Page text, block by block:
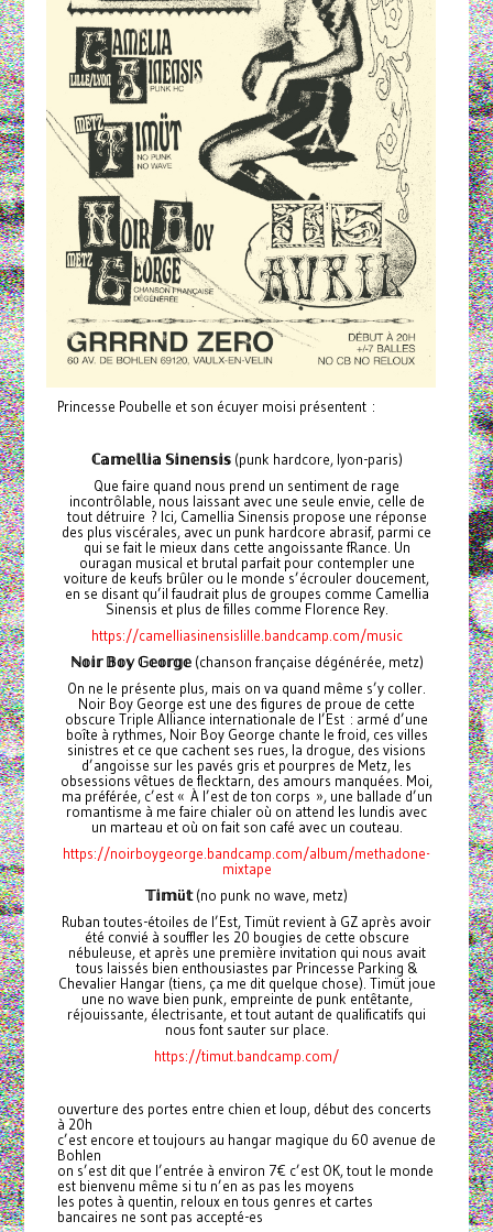
Princesse Poubelle et son écuyer moisi présentent :
ℂ𝕒𝕞𝕖𝕝𝕝𝕚𝕒 𝕊𝕚𝕟𝕖𝕟𝕤𝕚𝕤(punk hardcore, lyon-paris)
Que faire quand nous prend un sentiment de rage
incontrôlable, nous laissant avec une seule envie, celle de
tout détruire ? Ici, Camellia Sinensis propose une réponse
des plus viscérales, avec un punk hardcore abrasif, parmi ce
qui se fait le mieux dans cette angoissante fRance. Un
ouragan musical et brutal parfait pour contempler une
voiture de keufs brûler ou le monde s’écrouler doucement,
en se disant qu’il faudrait plus de groupes comme Camellia
Sinensis et plus de filles comme Florence Rey.
https://camelliasinensislille.bandcamp.com/music
ℕ𝕠𝕚𝕣 𝔹𝕠𝕪 𝔾𝕖𝕠𝕣𝕘𝕖(chanson française dégénérée, metz)
On ne le présente plus, mais on va quand même s’y coller.
Noir Boy George est une des figures de proue de cette
obscure Triple Alliance internationale de l’Est : armé d’une
boîte à rythmes, Noir Boy George chante le froid, ces villes
sinistres et ce que cachent ses rues, la drogue, des visions
d’angoisse sur les pavés gris et pourpres de Metz, les
obsessions vêtues de flecktarn, des amours manquées. Moi,
ma préférée, c’est « À l’est de ton corps », une ballade d’un
romantisme à me faire chialer où on attend les lundis avec
un marteau et où on fait son café avec un couteau.
https://noirboygeorge.bandcamp.com/album/methadone-
mixtape
𝕋𝕚𝕞ü𝕥(no punk no wave, metz)
Ruban toutes-étoiles de l’Est, Timüt revient à GZ après avoir
été convié à souffler les 20 bougies de cette obscure
nébuleuse, et après une première invitation qui nous avait
tous laissés bien enthousiastes par Princesse Parking &
Chevalier Hangar (tiens, ça me dit quelque chose). Timüt joue
une no wave bien punk, empreinte de punk entêtante,
réjouissante, électrisante, et tout autant de qualificatifs qui
nous font sauter sur place.
https://timut.bandcamp.com/
ouverture des portes entre chien et loup, début des concerts
à 20h
c’est encore et toujours au hangar magique du 60 avenue de
Bohlen
on s’est dit que l’entrée à environ 7€ c’est OK, tout le monde
est bienvenu même si tu n’en as pas les moyens
les potes à quentin, reloux en tous genres et cartes
bancaires ne sont pas accepté-es